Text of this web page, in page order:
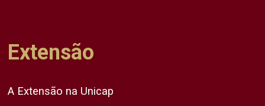
Extensão
A Extensão na Unicap